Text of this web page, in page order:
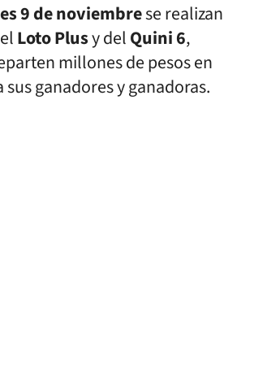
9 de noviembrese realizan
Loto Plusy delQuini 6,
millones de pesos en
ganadores y ganadoras.